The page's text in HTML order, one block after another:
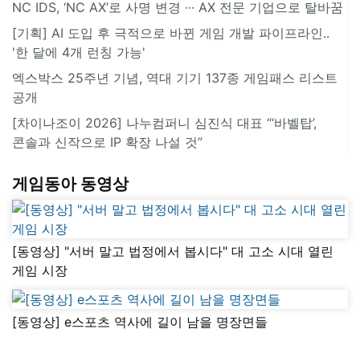
NC IDS, ‘NC AX’로 사명 변경 ∙∙∙ AX 전문 기업으로 탈바꿈
[기획] AI 도입 후 극적으로 바뀐 게임 개발 파이프라인..
'한 달에 4개 런칭 가능'
엑스박스 25주년 기념, 역대 기기 137종 게임패스 리스트
공개
[차이나조이 2026] 나누컴퍼니 심진식 대표 “‘바벨탑’,
콘솔과 신작으로 IP 확장 나설 것”
게임동아 동영상
[동영상] "서버 말고 법정에서 봅시다" 대 고소 시대 열린
게임 시장
[동영상] e스포츠 역사에 길이 남을 명장면들